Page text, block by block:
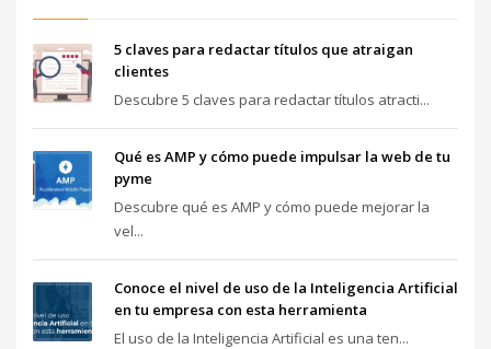
5 claves para redactar títulos que atraigan
clientes
Descubre 5 claves para redactar títulos atracti...
Qué es AMP y cómo puede impulsar la web de tu
pyme
Descubre qué es AMP y cómo puede mejorar la
vel...
Conoce el nivel de uso de la Inteligencia Artificial
en tu empresa con esta herramienta
El uso de la Inteligencia Artificial es una ten...